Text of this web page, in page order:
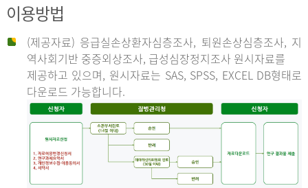
이용방법
(제공자료) 응급실손상환자심층조사, 퇴원손상심층조사, 지
역사회기반 중증외상조사, 급성심장정지조사 원시자료를
제공하고 있으며, 원시자료는 SAS, SPSS, EXCEL DB형태로
다운로드 가능합니다.